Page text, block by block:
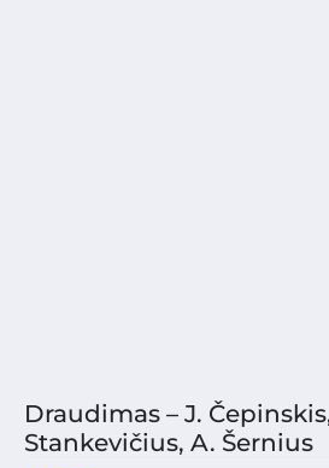
Draudimas – J.
Stankevičius, A. Šernius